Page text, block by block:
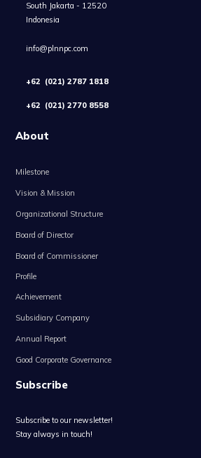
South Jakarta - 12520
Indonesia
info@plnnpc.com
+62 (021) 2787 1818
+62 (021) 2770 8558
About
Milestone
Vision & Mission
Organizational Structure
Board of Director
Board of Commissioner
Profile
Achievement
Subsidiary Company
Annual Report
Good Corporate Governance
Subscribe
Subscribe to our newsletter!
Stay always in touch!